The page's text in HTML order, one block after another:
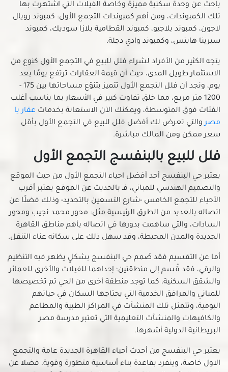
فلل للبيع في المطرية
فلل للبيع في المعادي الجديدة
فلل للبيع في المعادي القديمة
فلل للبيع في المعصره
فلل للبيع في المقطم
فلل للبيع في الملك الصالح
فلل للبيع في المنصورية
فلل للبيع في المنيل
فلل للبيع في الميريلاند
فلل للبيع في النزهة
فلل للبيع في الهضبة الوسطى
فلل للبيع في الوايلي
فلل للبيع في باب الشعرية
فلل للبيع في باب اللوق
فلل للبيع في ثكنات المعادي
فلل للبيع في جاردن سيتي
فلل للبيع في جسر السويس الجديدة
فلل للبيع في جسر السويس
فلل للبيع في حدائق الزيتون
فلل للبيع في حدائق القبة
فلل للبيع في حدائق المعادي
فلل للبيع في حدائق حلوان
باحث عن وحدة سكنية مميزة وخاصة الفيلات التي اشتهرت بها
تلك الكمبوندات، ومن أهم كمبوندات التجمع الأول: كمبوند رويال
لاجون، كمبوند بلاجيو، كمبوند القطامية بلازا سوديك، كمبوند
سيرينا هايتس، وكمبوند وادي دجلة.
يتجه الكثير من الأفراد لشراء فلل للبيع في التجمع الأول كنوع من
الاستثمار طويل المدى، حيث أن قيمة العقارات ترتفع يومًا بعد
يوم، ونجد أن فلل التجمع الأول تتميز بتنوّع مساحاتها بين 175 -
1200 متر مربع، مما خلق تفاوت كبير في الأسعار بما يناسب أغلب
الفئات فوق المتوسطة، ويمكنك الآن الاستعانة بخدمات عقار يا
مصروالتي تعرض لك أفضل فلل للبيع في التجمع الأول بأقل
سعر ممكن ومن المالك مباشرة.
فلل للبيع بالبنفسج التجمع الأول
يعتبر حي البنفسج أحد أفضل احياء التجمع الأول من حيث الموقع
والتصميم الهندسي للمباني، فـ بالحديث عن الموقع يعتبر أقرب
الأحياء للتجمع الخامس -شارع التسعين بالتحديد- وذلك فضلًا عن
اتصاله بالعديد من الطرق الرئيسية مثل: محور محمد نجيب ومحور
السادات، والتي ساهمت بدورها في اتصاله بأهم مناطق القاهرة
الجديدة والمدن المحيطة، وقد سهل ذلك على سكانه عناء التنقل.
أما عن التقسيم فقد صُمم حي البنفسج بشكلٍ يظهر فيه التنظيم
والرقي، فقد قُسم إلى منطقتين؛ إحداهما للفيلات والأخرى للعمائر
والشقق السكنية، كما توجد منطقة أخرى من الحي تم تخصيصها
للمباني والمرافق الخدمية التي يحتاجها السكان في حياتهم
اليومية، وتتمثل تلك المنشآت في المراكز الطبية والمطاعم
والكافيهات والمنشآت التعليمية التي تعتبر مدرسة مصر
البريطانية الدولية أشهرها.
يعتبر حي البنفسج من أحدث أحياء القاهرة الجديدة عامة والتجمع
الاول خاصة، وينفرد بقاعدة بناء أساسية متطورة وقوية، فضلا عن